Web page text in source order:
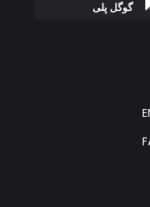
گوگل پلی